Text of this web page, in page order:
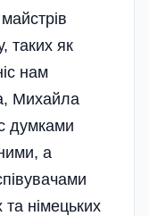
таких як
нам
Михайла
думками
а
та німецьких